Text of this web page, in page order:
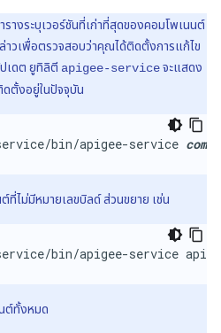
รางระบุเวอร์ชันที่เก่าที่สุดของคอมโพเนนต์
าวเพื่อตรวจสอบว่าคุณได้ติดตั้งการแก้ไข
เดต ยูทิลิตี apigee-serviceจะแสดง
ตั้งอยู่ในปัจจุบัน
bin/apigee-service comp
ที่ไม่มีหมายเลขบิลด์ ส่วนขยาย เช่น
bin/apigee-service
ต์ทั้งหมด